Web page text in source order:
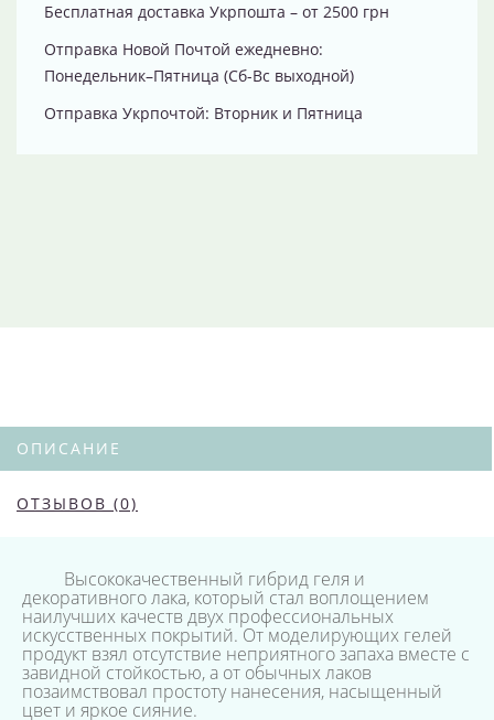
Бесплатная доставка Укрпошта – от 2500 грн
Отправка Новой Почтой ежедневно:
Понедельник–Пятница (Сб-Вс выходной)
Отправка Укрпочтой: Вторник и Пятница
ОПИСАНИЕ
ОТЗЫВОВ (0)
Высококачественный гибрид геля и
декоративного лака, который стал воплощением
наилучших качеств двух профессиональных
искусственных покрытий. От моделирующих гелей
продукт взял отсутствие неприятного запаха вместе с
завидной стойкостью, а от обычных лаков
позаимствовал простоту нанесения, насыщенный
цвет и яркое сияние.